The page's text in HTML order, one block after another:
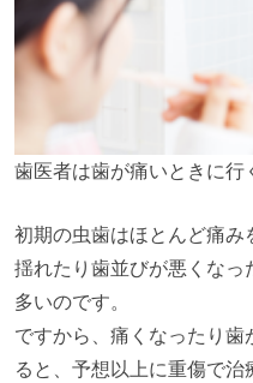
歯医者は歯が痛いときに行
初期の虫歯はほとんど痛
揺れたり歯並びが悪くな
多いのです。
ですから、痛くなったり
ると、予想以上に重傷で治